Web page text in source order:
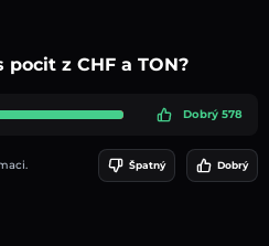
z CHF a TON?
Dobrý 578
Špatný Dobrý